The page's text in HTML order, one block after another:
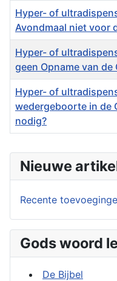
Hyper- of
Avondmaal niet voor
Hyper- of
geen Opname van de
Hyper- of
wedergeboorte in de
nodig?
Nieuwe
Recente
Gods woord
De Bijbel